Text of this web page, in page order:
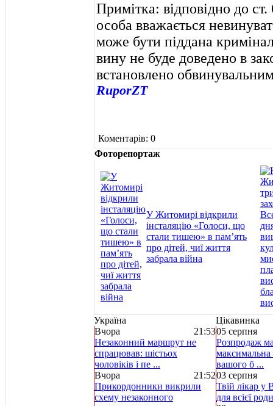
Примітка: відповідно до
особа вважається
може бути піддана
вину не буде доведено в
встановлено
RuporZT
Коментарів: 0
Фоторепортаж
У Житомирі відкрили
інсталяцію «Голоси, що
стали тишею» в пам’ять
про дітей, чиї життя
забрала війна
Україна
Цікавинка
Вчора
21:53
Незаконний маршрут не
спрацював: шістьох
чоловіків і пе ...
Вчора
21:52
Прикордонники викрили
схему незаконного
05 серпня
Розпродаж
максимальна
вашого б ...
03 серпня
Твій лікар у
для всієї